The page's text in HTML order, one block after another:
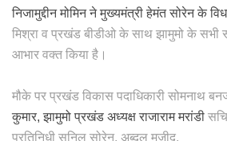
निजामुद्दीन मोमिन ने मुख्यमंत्री हेमंत सोरेन के
मिश्रा व प्रखंड बीडीओ के साथ झामुमो के सभी
आभार वक्त किया है।
मौके पर प्रखंड विकास पदाधिकारी सोमनाथ
कुमार, झामुमो प्रखंड अध्यक्ष राजाराम मरांडी
प्रतिनिधी सुनिल सोरेन, अब्दुल मजीद,